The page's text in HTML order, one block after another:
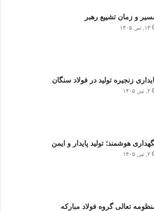
و زمان تشییع رهبر
۱۳, تیر, ۱۴۰۵
زنجیره تولید در فولاد سنگان
۲, تیر, ۱۴۰۵
هوشمند؛ تولید پایدار و ایمن
۲, تیر, ۱۴۰۵
تعالی گروه فولاد مبارکه